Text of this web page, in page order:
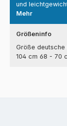
und
Mehr
Größeninfo
Größe deutsche
104 cm 68 - 70